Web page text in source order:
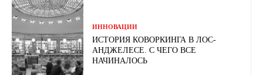
ИННОВАЦИИ
ИСТОРИЯ КОВОРКИНГА В ЛОС-
АНДЖЕЛЕСЕ. С ЧЕГО ВСЕ
НАЧИНАЛОСЬ